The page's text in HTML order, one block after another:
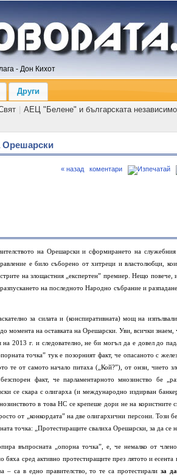
- Дон Кихот
Други
АЕЦ "Белене" и българската
Орешарски
« назад коментари
на Орешарски и сформирането на
е било съборено от хитреци и властолюбци,
на злощастния „експертен” премиер. Нещо повече,
на последното Народно събрание и
за силата и (конспиративната) мощ на
момента на оставката на Орешарски. Уви, всички знаем,
2013 г. и следователно, не би могъл да е довел до
точка” тук е позорният факт, че опасаното с
те от самото начало питаха („Кой?”), от онзи,
факт, че парламентарното мнозинство бе
се скара с олигарха (и международно издирван
в това НС се крепеше дори не на користните
от „конкордата” на две олигархични персони. Този
точка: „Протестиращите свалиха Орешарски, за да се
въпросната „опорна точка”, е, че немалко от
бяха сред активно протестиращите през лятото и
– са в едно правителство, то те са протестирализа да